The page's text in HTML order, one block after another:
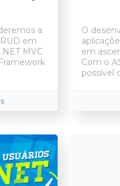
a
em
MVC
O
em
Com o
possível